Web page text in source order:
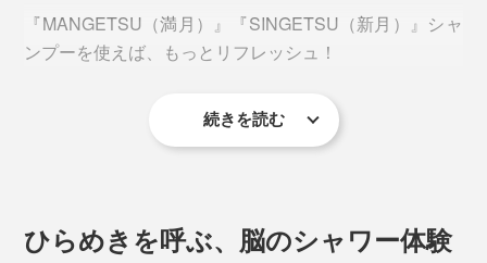
『MANGETSU（満月）』『SINGETSU（新月）』シャ
ンプーを使えば、もっとリフレッシュ！
グリーンや果実、花といった、自然に包まれるような、
シャンプーはめずらしいでしょう。
続きを読む
ひらめきを呼ぶ、脳のシャワー体験